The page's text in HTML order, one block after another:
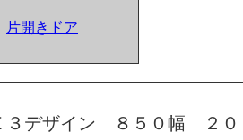
片開きドア
デザイン ８５０幅 ２